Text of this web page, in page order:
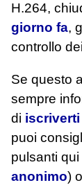
H.264,
giorno fa,
controllo
Se questo
sempre
di iscriverti
puoi
pulsanti
anonimo)